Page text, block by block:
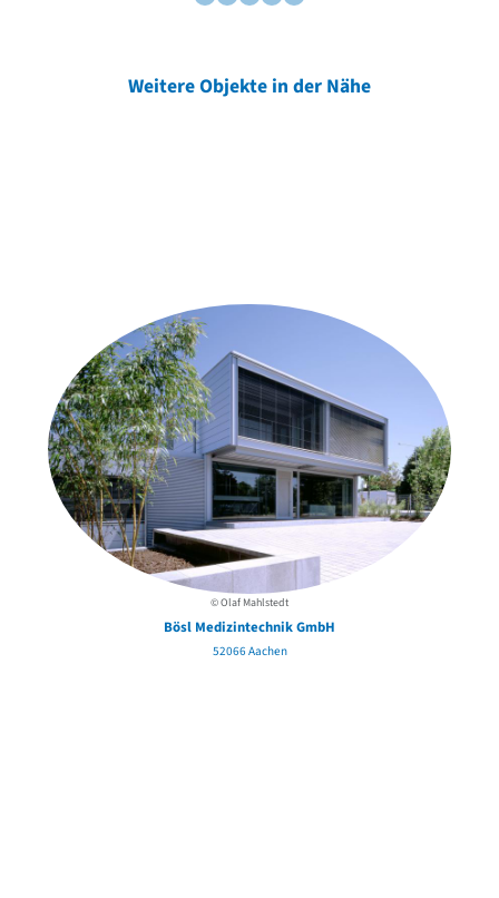
Weitere Objekte in der Nähe
© Olaf Mahlstedt
Bösl Medizintechnik GmbH
52066 Aachen